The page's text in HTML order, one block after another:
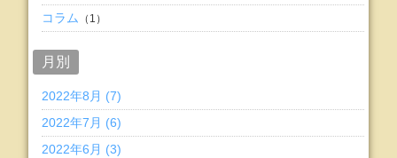
コラム （1）
月別
2022年8月 (7)
2022年7月 (6)
2022年6月 (3)